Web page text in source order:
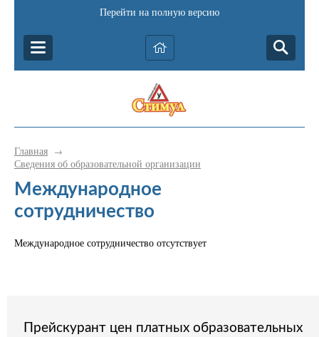
Перейти на полную версию
Главная →
Сведения об образовательной организации
Международное
сотрудничество
Международное сотрудничество отсутствует
Прейскурант цен платных образовательных